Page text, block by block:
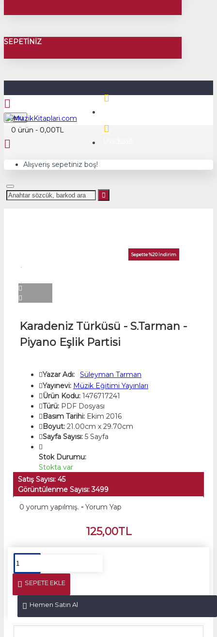
SEPETINIZ
Menu
0 ürün - 0,00TL
Alışveriş sepetiniz boş!
Sepette %20 İndirim
Karadeniz Türküsü - S.Tarman -
Piyano Eşlik Partisi
Yazar Adı:
Süleyman Tarman
Yayınevi: Müzik Eğitimi Yayınları
Ürün Kodu: 1476717241
Türü: PDF Dosyası
Basım Tarihi: Ekim 2016
Boyut: 21.00cm x 29.70cm
Sayfa Sayısı: 5 Sayfa
Stok Durumu:
Stokta var
Satış Sayısı: 45
Görüntülenme Sayısı: 3499
0 yorum yapılmış. - Yorum Yap
125,00TL
SEPETE EKLE
Hemen Satın Al